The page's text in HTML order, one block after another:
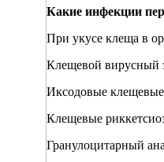
Какие инфекции
При укусе клеща в
Клещевой вирусный
Иксодовые
Клещевые
Гранулоцитарный